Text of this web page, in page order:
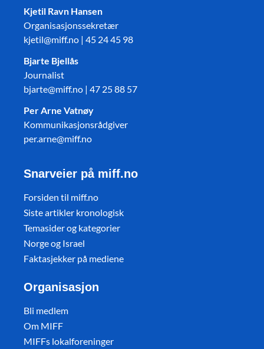
Kjetil Ravn Hansen
Organisasjonssekretær
kjetil@miff.no | 45 24 45 98
Bjarte Bjellås
Journalist
bjarte@miff.no | 47 25 88 57
Per Arne Vatnøy
Kommunikasjonsrådgiver
per.arne@miff.no
Snarveier på miff.no
Forsiden til miff.no
Siste artikler kronologisk
Temasider og kategorier
Norge og Israel
Faktasjekker på mediene
Organisasjon
Bli medlem
Om MIFF
MIFFs lokalforeninger